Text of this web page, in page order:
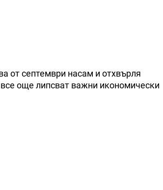
от септември насам и отхвърля
все още липсват важни икономически